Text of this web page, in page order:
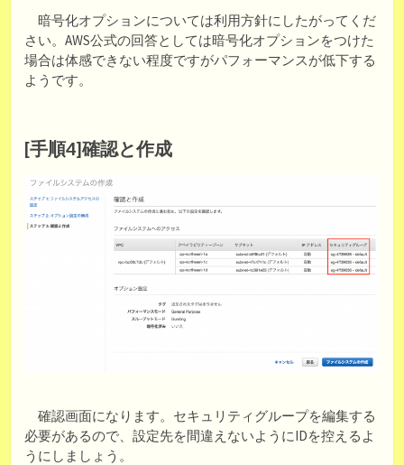
暗号化オプションについては利用方針にしたがってくだ
さい。AWS公式の回答としては暗号化オプションをつけた
場合は体感できない程度ですがパフォーマンスが低下する
ようです。
[手順4]確認と作成
確認画面になります。セキュリティグループを編集する
必要があるので、設定先を間違えないようにIDを控えるよ
うにしましょう。